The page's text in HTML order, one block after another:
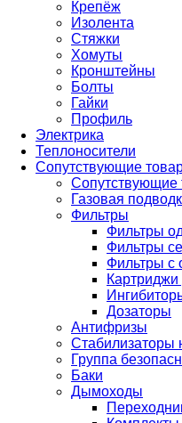
Крепёж
Изолента
Стяжки
Хомуты
Кронштейны
Болты
Гайки
Профиль
Электрика
Теплоносители
Сопутствующие
Сопутствующие
Газовая
Фильтры
Фильтры
Фильтры
Фильтры с
Дозаторы
Антифризы
Стабилизаторы
Группа
Баки
Дымоходы